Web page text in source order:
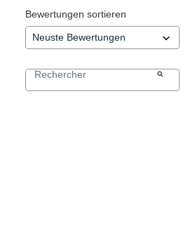
Bewertungen sortieren